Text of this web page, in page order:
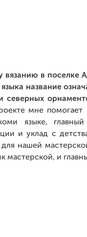
вязанию в
название
северных
мне
языке,
и уклад с
нашей
мастерской, и